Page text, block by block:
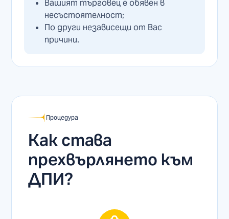
Вашият търговец е обявен в
несъстоятелност;
По други независещи от Вас
причини.
Процедура
Как става
прехвърлянето към
ДПИ?